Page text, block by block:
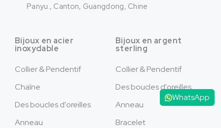
Panyu., Canton, Guangdong, Chine
Bijoux en acier
inoxydable
Collier & Pendentif
Chaîne
Des boucles d'oreilles
Anneau
Bijoux en argent
sterling
Collier & Pendentif
Des boucles d'oreilles
Anneau
Bracelet
WhatsApp